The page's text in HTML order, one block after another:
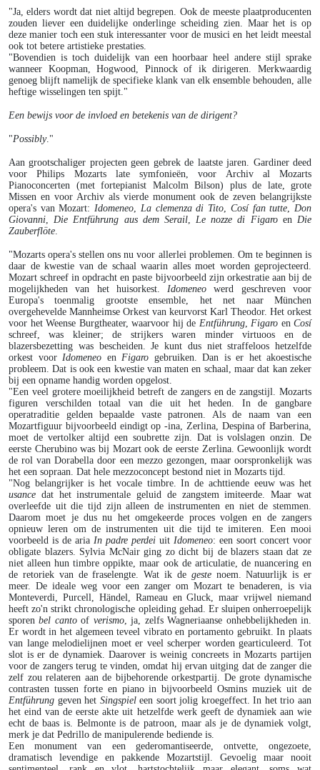
"Ja, elders wordt dat niet altijd begrepen. Ook de meeste plaatproducenten
zouden liever een duidelijke onderlinge scheiding zien. Maar het is op
deze manier toch een stuk interessanter voor de musici en het leidt meestal
ook tot betere artistieke prestaties.
"Bovendien is toch duidelijk van een hoorbaar heel andere stijl sprake
wanneer Koopman, Hogwood, Pinnock of ik dirigeren. Merkwaardig
genoeg blijft namelijk de specifieke klank van elk ensemble behouden, alle
heftige wisselingen ten spijt."
Een bewijs voor de invloed en betekenis van de dirigent?
"Possibly."
Aan grootschaliger projecten geen gebrek de laatste jaren. Gardiner deed
voor Philips Mozarts late symfonieën, voor Archiv al Mozarts
Pianoconcerten (met fortepianist Malcolm Bilson) plus de late, grote
Missen en voor Archiv als vierde monument ook de zeven belangrijkste
opera's van Mozart:Idomeneo, La clemenza di Tito, Cosí fan tutte,Don
Giovanni,Die Entführung aus dem Serail,Le nozze di FigaroenDie
Zauberflöte.
"Mozarts opera's stellen ons nu voor allerlei problemen. Om te beginnen is
daar de kwestie van de schaal waarin alles moet worden geprojecteerd.
Mozart schreef in opdracht en paste bijvoorbeeld zijn orkestratie aan bij de
mogelijkheden van het huisorkest.Idomeneowerd geschreven voor
Europa's toenmalig grootste ensemble, het net naar München
overgehevelde Mannheimse Orkest van keurvorst Karl Theodor. Het orkest
voor het Weense Burgtheater, waarvoor hij de Entführung, Figaro en Cosí
schreef, was kleiner; de strijkers waren minder virtuoos en de
blazersbezetting was bescheiden. Je kunt dus niet straffeloos hetzelfde
orkest voor Idomeneo en Figaro gebruiken. Dan is er het akoestische
probleem. Dat is ook een kwestie van maten en schaal, maar dat kan zeker
bij een opname handig worden opgelost.
"Een veel grotere moeilijkheid betreft de zangers en de zangstijl. Mozarts
figuren verschilden totaal van die uit het heden. In de gangbare
operatraditie gelden bepaalde vaste patronen. Als de naam van een
Mozartfiguur bijvoorbeeld eindigt op -ina, Zerlina, Despina of Barberina,
moet de vertolker altijd een soubrette zijn. Dat is volslagen onzin. De
eerste Cherubino was bij Mozart ook de eerste Zerlina. Gewoonlijk wordt
de rol van Dorabella door een mezzo gezongen, maar oorspronkelijk was
het een sopraan. Dat hele mezzoconcept bestond niet in Mozarts tijd.
"Nog belangrijker is het vocale timbre. In de achttiende eeuw was het
usance dat het instrumentale geluid de zangstem imiteerde. Maar wat
overleefde uit die tijd zijn alleen de instrumenten en niet de stemmen.
Daarom moet je dus nu het omgekeerde proces volgen en de zangers
opnieuw leren om de instrumenten uit die tijd te imiteren. Een mooi
voorbeeld is de aria In padre perdei uit Idomeneo: een soort concert voor
obligate blazers. Sylvia McNair ging zo dicht bij de blazers staan dat ze
niet alleen hun timbre oppikte, maar ook de articulatie, de nuancering en
de retoriek van de fraselengte. Wat ik de gestenoem. Natuurlijk is er
meer. De ideale weg voor een zanger om Mozart te benaderen, is via
Monteverdi, Purcell, Händel, Rameau en Gluck, maar vrijwel niemand
heeft zo'n strikt chronologische opleiding gehad. Er sluipen onherroepelijk
sporenbel cantoof verismo, ja, zelfs Wagneriaanse onhebbelijkheden in.
Er wordt in het algemeen teveel vibrato en portamento gebruikt. In plaats
van lange melodielijnen moet er veel scherper worden gearticuleerd. Tot
slot is er de dynamiek. Daarover is weinig concreets in Mozarts partijen
voor de zangers terug te vinden, omdat hij ervan uitging dat de zanger die
zelf zou relateren aan de bijbehorende orkestpartij. De grote dynamische
contrasten tussen forte en piano in bijvoorbeeld Osmins muziek uit de
Entführung geven het Singspieleen soort jolig kroegeffect. In het trio aan
het eind van de eerste akte uit hetzelfde werk geeft de dynamiek aan wie
echt de baas is. Belmonte is de patroon, maar als je de dynamiek volgt,
merk je dat Pedrillo de manipulerende bediende is.
Een monument van een gederomantiseerde, ontvette, ongezoete,
dramatisch levendige en pakkende Mozartstijl. Gevoelig maar nooit